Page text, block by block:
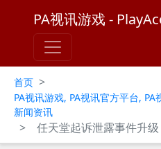
PA视讯游戏 -
首页 >
PA视讯游戏, PA视讯官方平台,
新闻资讯
> 任天堂起诉泄露事件升